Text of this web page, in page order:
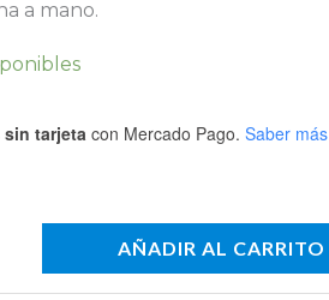
a mano.
sin tarjetacon Mercado Pago. Saber más
AÑADIR AL CARRITO